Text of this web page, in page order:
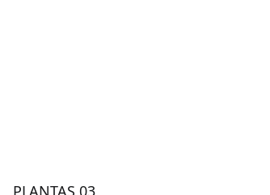
PLANTAS 03